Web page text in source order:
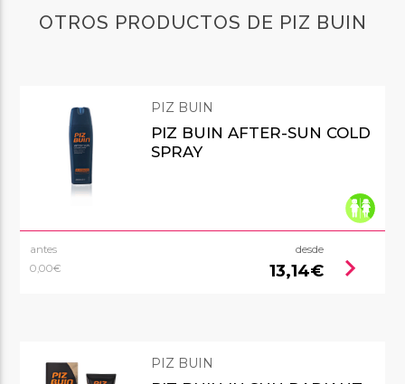
OTROS PRODUCTOS DE PIZ BUIN
PIZ BUIN
PIZ BUIN AFTER-SUN COLD
SPRAY
antes
0,00€
desde
13,14€ chevron_right
PIZ BUIN